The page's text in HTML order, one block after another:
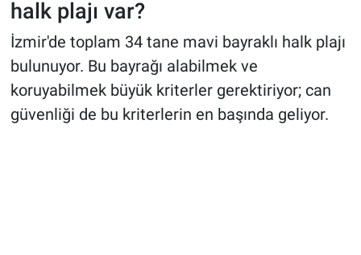
halk plajı var?
İzmir'de toplam 34 tane mavi bayraklı halk plajı
bulunuyor. Bu bayrağı alabilmek ve
koruyabilmek büyük kriterler gerektiriyor; can
güvenliği de bu kriterlerin en başında geliyor.